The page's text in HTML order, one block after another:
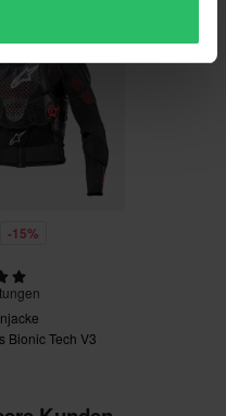
-15%
Bionic Tech V3